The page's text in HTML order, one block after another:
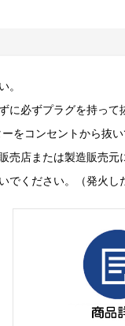
。
に必ずプラグを持っ
をコンセントから抜
店または製造販売元
でください。（発火